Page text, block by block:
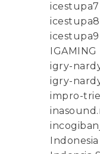
icestupa7
icestupa8
icestupa9
IGAMING
igry-
igry-
impro-
Indonesia